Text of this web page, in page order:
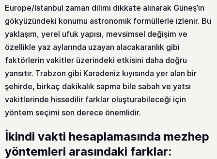
Europe/Istanbul zaman dilimi dikkate alınarak Güneş’in
gökyüzündeki konumu astronomik formüllerle izlenir. Bu
yaklaşım, yerel ufuk yapısı, mevsimsel değişim ve
özellikle yaz aylarında uzayan alacakaranlık gibi
faktörlerin vakitler üzerindeki etkisini daha doğru
yansıtır. Trabzon gibi Karadeniz kıyısında yer alan bir
şehirde, birkaç dakikalık sapma bile sabah ve yatsı
vakitlerinde hissedilir farklar oluşturabileceği için
yöntem seçimi son derece önemlidir.
İkindi vakti hesaplamasında mezhep
yöntemleri arasındaki farklar: